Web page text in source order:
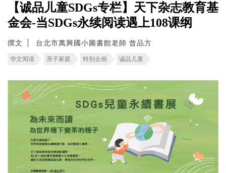
【诚品儿童SDGs专栏】天下杂志教育基
金会-当SDGs永续阅读遇上108课纲
撰文 台北市萬興國小圖書館老師 曾品方
华文阅读 亲子家庭 特别企画 诚品儿童